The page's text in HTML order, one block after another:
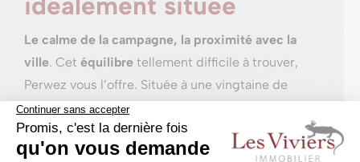
Le calme de la campagne, la proximité avec la
ville. Cet équilibre tellement difficile à trouver,
Perwez vous l’offre. Située à une vingtaine de
minutes deNamur
l’entité de Perwez occupe une
position idéale au
cœur de la Hesbaye.